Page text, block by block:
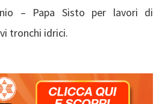
– Papa Sisto per lavori di
tronchi idrici.